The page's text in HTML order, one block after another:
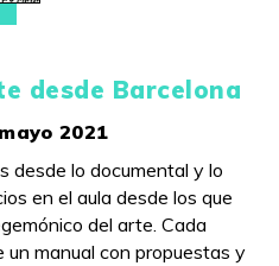
desde Barcelona
2021
desde lo documental y lo
en el aula desde los que
del arte. Cada
un manual con propuestas y